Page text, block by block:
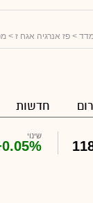
> פז אנרגיה אגח ז >
חדשות
שינוי